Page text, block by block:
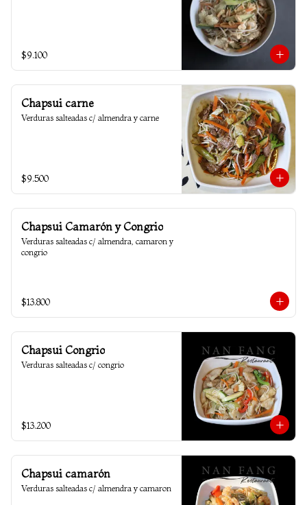
$9.100
Chapsui carne
Verduras salteadas c/ almendra y carne
$9.500
Chapsui Camarón y Congrio
Verduras salteadas c/ almendra, camaron y
congrio
$13.800
Chapsui Congrio
Verduras salteadas c/ congrio
$13.200
Chapsui camarón
Verduras salteadas c/ almendra y camaron